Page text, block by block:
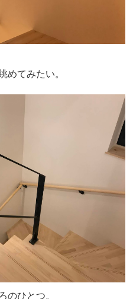
めてみたい。
のひとつ。